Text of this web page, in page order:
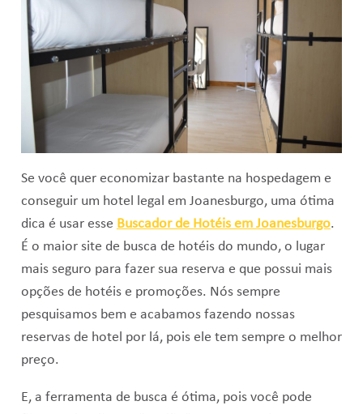
Se você quer economizar bastante na hospedagem e
conseguir um hotel legal em Joanesburgo, uma ótima
dica é usar esse Buscador de Hotéis em Joanesburgo.
É o maior site de busca de hotéis do mundo, o lugar
mais seguro para fazer sua reserva e que possui mais
opções de hotéis e promoções. Nós sempre
pesquisamos bem e acabamos fazendo nossas
reservas de hotel por lá, pois ele tem sempre o melhor
preço.
E, a ferramenta de busca é ótima, pois você pode